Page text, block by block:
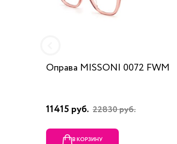
Оправа MISSONI 0072 FWM
11415 руб. 22830 руб.
В КОРЗИНУ